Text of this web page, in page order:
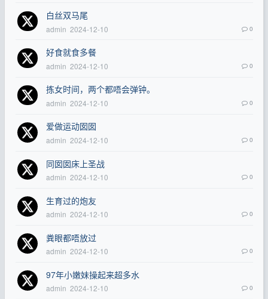
白丝双马尾
admin 2024-12-10 0
好食就食多餐
admin 2024-12-10 0
拣女时间，两个都唔会弹钟。
admin 2024-12-10 0
爱做运动囡囡
admin 2024-12-10 0
同囡囡床上圣战
admin 2024-12-10 0
生育过的炮友
admin 2024-12-10 0
粪眼都唔放过
admin 2024-12-10 0
97年小嫩妹操起来超多水
admin 2024-12-10 0